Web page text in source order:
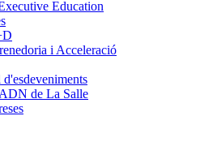
Education
i Acceleració
de La Salle